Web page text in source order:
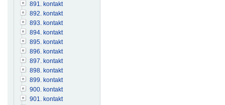
891. kontakt
892. kontakt
893. kontakt
894. kontakt
895. kontakt
896. kontakt
897. kontakt
898. kontakt
899. kontakt
900. kontakt
901. kontakt